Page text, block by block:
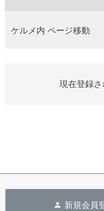
ケルメ内 ページ移動
現在登録さ
新規会員